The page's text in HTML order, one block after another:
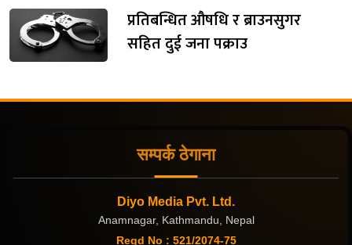
प्रतिबन्धित औषधि र ब्राउनसुगर
सहित दुई जना पक्राउ
सम्पर्क ठेगाना
Diyo Media Pvt. Ltd.
Anamnagar, Kathmandu, Nepal
Regd No : 521/2074-75